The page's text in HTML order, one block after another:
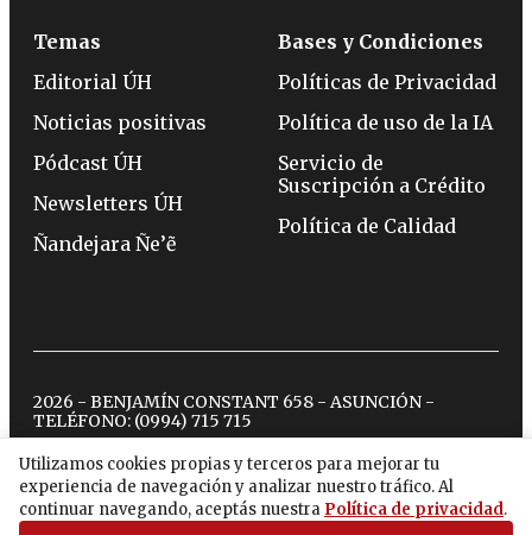
Utilizamos cookies propias y terceros para mejorar tu
experiencia de navegación y analizar nuestro tráfico. Al
continuar navegando, aceptás nuestra Política de privacidad.
Temas
Editorial ÚH
Noticias positivas
Pódcast ÚH
Newsletters ÚH
Ñandejara Ñe’ẽ
Bases y Condiciones
Políticas de Privacidad
Política de uso de la IA
Servicio de
Suscripción a Crédito
Política de Calidad
2026 - BENJAMÍN CONSTANT 658 - ASUNCIÓN -
TELÉFONO: (0994) 715 715
twitterinstagram
facebook
tiktokyoutubespotify